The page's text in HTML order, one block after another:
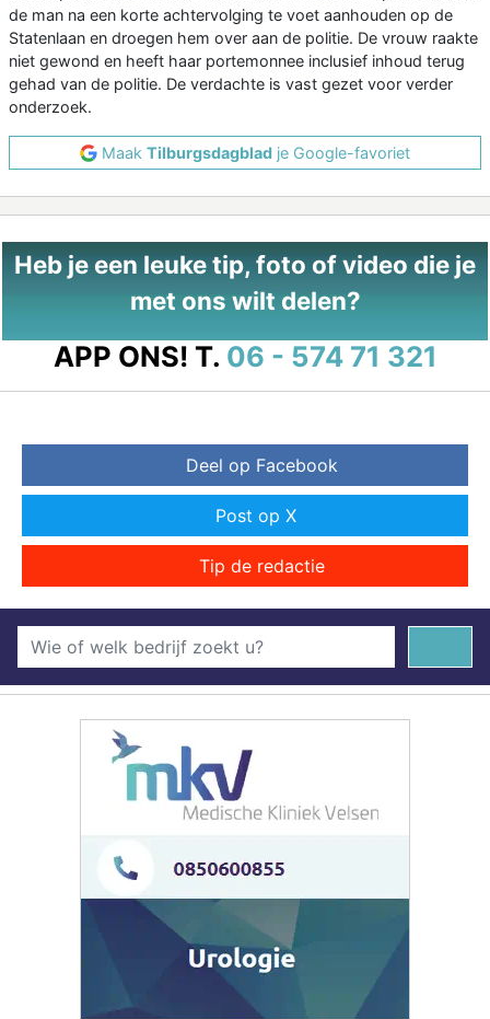
de man na een korte achtervolging te voet aanhouden op de
Statenlaan en droegen hem over aan de politie. De vrouw raakte
niet gewond en heeft haar portemonnee inclusief inhoud terug
gehad van de politie. De verdachte is vast gezet voor verder
onderzoek.
Maak Tilburgsdagblad je Google-favoriet
Heb je een leuke tip, foto of video die je
met ons wilt delen?
APP ONS! T. 06 - 574 71 321
Deel op Facebook
Post op X
Tip de redactie